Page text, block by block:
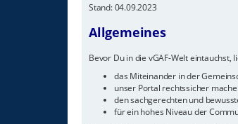
Stand: 04.09.2023
Allgemeines
Bevor Du in die vGAF-Welt eintauchst,
das Miteinander in der
unser Portal rechtssicher
den sachgerechten und
für ein hohes Niveau der